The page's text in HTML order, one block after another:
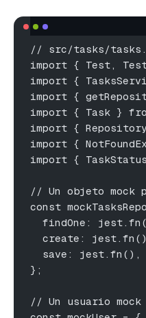
// src/tasks/
import { Test,
import {
import {
import { Task }
import {
import {
import {
// Un objeto
const
findOne:
create:
  save: jest.fn(),
};
// Un usuario